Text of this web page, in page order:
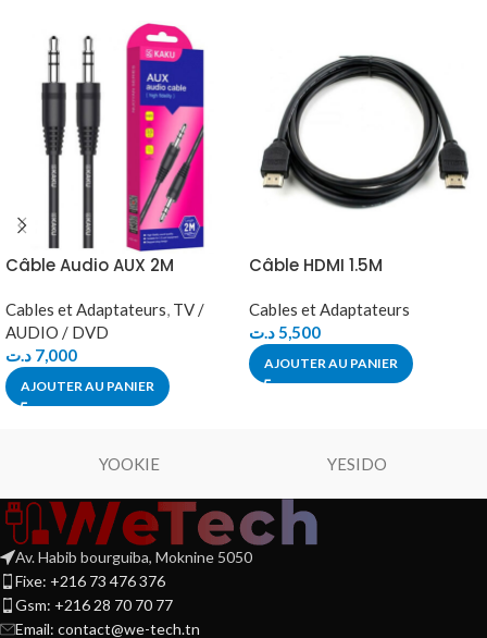
Câble Audio AUX 2M
Cables et Adaptateurs, TV /
AUDIO / DVD
7,000 د.ت
AJOUTER AU PANIER
Câble HDMI 1.5M
Cables et Adaptateurs
5,500د.ت
AJOUTER AU PANIER
YOOKIE YESIDO
Av. Habib bourguiba, Moknine 5050
Fixe: +216 73 476 376
Gsm: +216 28 70 70 77
Email: contact@we-tech.tn